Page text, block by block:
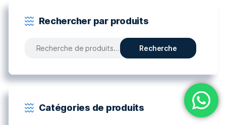
Rechercher par produits
Recherche
Recherche
Catégories de produits